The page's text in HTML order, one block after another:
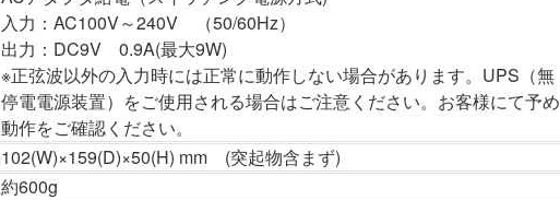
入力：AC100V～240V （50/60Hz）
出力：DC9V 0.9A(最大9W)
※正弦波以外の入力時には正常に動作しない場合があります。UPS（無
停電電源装置）をご使用される場合はご注意ください。お客様にて予め
動作をご確認ください。
102(W)×159(D)×50(H) mm (突起物含まず)
約600g